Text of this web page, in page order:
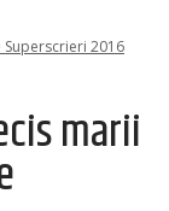
2016
marii